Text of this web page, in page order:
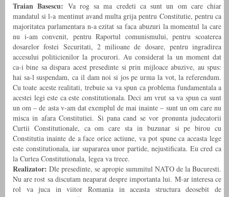
Traian Basescu: Va rog sa ma credeti ca sunt un om care chiar
mandatul si l-a mentinut avand multa grija pentru Constitutie, pentru ca
majoritatea parlamentara n-a ezitat sa faca abuzuri la momentul la care
nu i-am convenit, pentru Raportul comunismului, pentru scoaterea
dosarelor fostei Securitati, 2 milioane de dosare, pentru ingradirea
accesului politicienilor la procurori. Au considerat la un moment dat
ca-i bine sa dispara acest presedinte si prin mijloace abuzive, au spus:
hai sa-l suspendam, ca il dam noi si jos pe urma la vot, la referendum.
Cu toate aceste realitati, trebuie sa va spun ca problema fundamentala a
acestei legi este ca este constitutionala. Deci am vrut sa va spun ca sunt
un om – de asta v-am dat exemplul de mai inainte – sunt un om care nu
misca in afara Constitutiei. Si pana cand se vor pronunta judecatorii
Curtii Constitutionale, ca om care sta in buzunar si pe birou cu
Constitutia inainte de a face orice actiune, va pot spune ca aceasta lege
este constitutionala, iar supararea unor partide, nejustificata. Eu cred ca
la Curtea Constitutionala, legea va trece.
Realizator: Dle presedinte, se apropie summitul NATO de la Bucuresti.
Nu are rost sa discutam neaparat despre importanta lui. M-ar interesa ce
rol va juca in viitor Romania in aceasta structura deosebit de